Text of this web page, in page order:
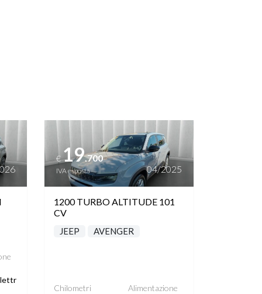
Vedi dettagli
€19.700
IVA esposta 04/2025
1200 TURBO ALTITUDE 101
CV
JEEP AVENGER
Chilometri
Alimentazione